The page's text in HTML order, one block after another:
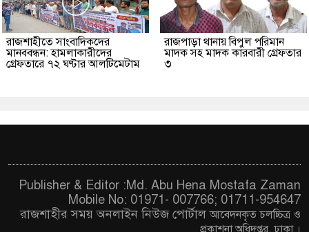
রাজশাহীতে সাংবাদিকদের
মানববন্ধন: হামলাকারীদের
গ্রেফতারে ৭২ ঘণ্টার আলটিমেটাম
রাজপাড়া থানায় বিপুল পরিমান
মাদক সহ মাদক কারবারী গ্রেফতার
৩
Publisher & Editor :Md. Abu Hena Mostafa Zaman
Mobile No: 01971- 007766; 01711-954647
রাজশাহীর সময় অনলাইন নিউজ পোর্টালআবেদনকৃত চলচ্চিত্র ও